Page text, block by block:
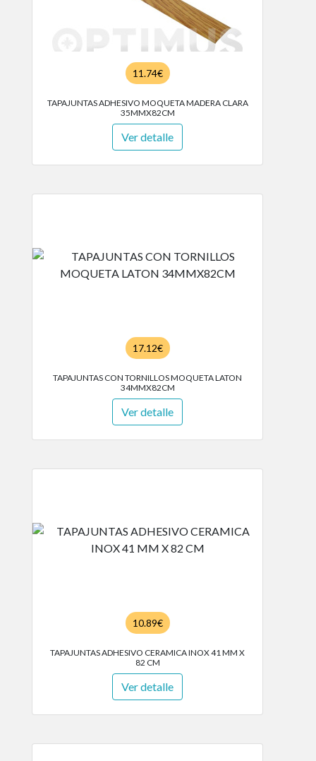
11.74€
TAPAJUNTAS ADHESIVO MOQUETA MADERA CLARA
35MMX82CM
Ver detalle
17.12€
TAPAJUNTAS CON TORNILLOS MOQUETA LATON
34MMX82CM
Ver detalle
10.89€
TAPAJUNTAS ADHESIVO CERAMICA INOX 41 MM X
82 CM
Ver detalle